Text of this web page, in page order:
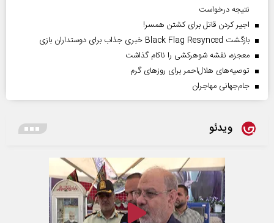
نتیجه درخواست
اجیر کردن قاتل برای کشتن همسر!
بازگشت Black Flag Resynced خبری جذاب برای دوستداران بازی
معجزه، نقشه شوهرکشی را ناکام گذاشت
توصیه‌های هلال‌احمر برای روز‌های گرم
جام‌جهانی مهاجران
ویدئو